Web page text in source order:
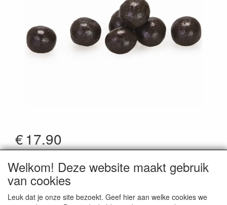
€17.90
*Prijzen zijn inclusief btw
Artikelcode: ccp
Welkom! Deze website maakt gebruik
van cookies
Leuk dat je onze site bezoekt. Geef hier aan welke cookies we